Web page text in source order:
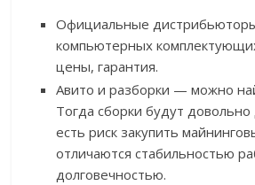
Официальные
компьютерных
цены, гарантия.
Авито и разборки — можно
Тогда сборки будут
есть риск закупить
отличаются стабильностью
долговечностью.